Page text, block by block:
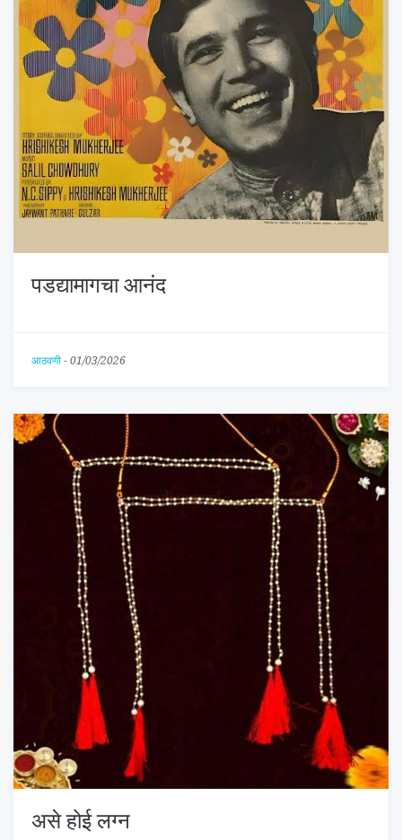
पडद्यामागचा आनंद
आठवणी - 01/03/2026
असे होई लग्न